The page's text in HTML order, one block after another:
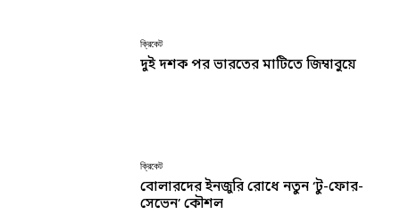
ক্রিকেট
দুই দশক পর ভারতের মাটিতে জিম্বাবুয়ে
ক্রিকেট
বোলারদের ইনজুরি রোধে নতুন ‘টু-ফোর-
সেভেন’ কৌশল